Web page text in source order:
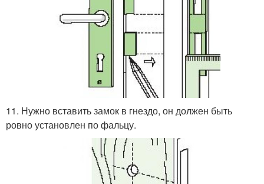
11. Нужно вставить замок в гнездо, он должен быть
ровно установлен по фальцу.